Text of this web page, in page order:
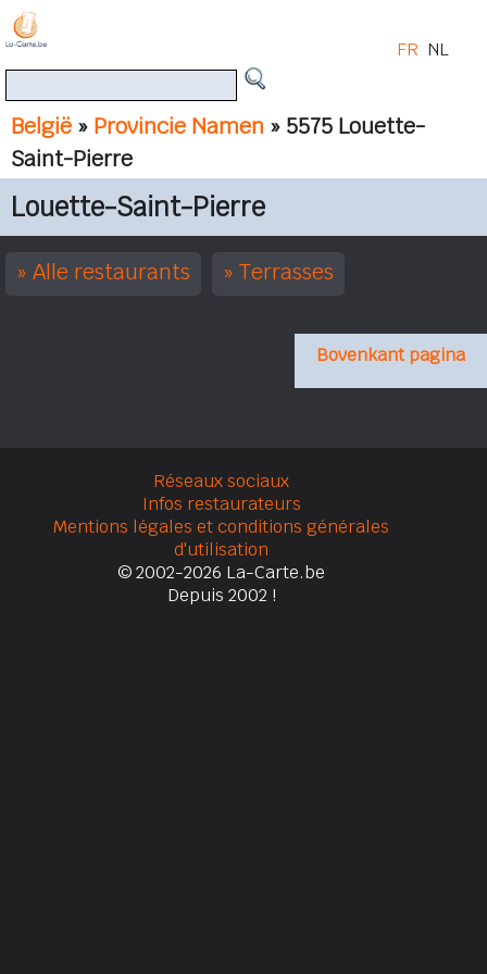
België » Provincie Namen » 5575 Louette-
Saint-Pierre
FR NL
Louette-Saint-Pierre
Alle restaurants Terrasses
Bovenkant pagina
Réseaux sociaux
Infos restaurateurs
Mentions légales et conditions générales
d'utilisation
© 2002-2026 La-Carte.be
Depuis 2002 !